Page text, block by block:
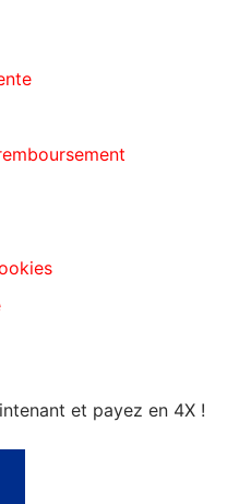
et payez en 4X !